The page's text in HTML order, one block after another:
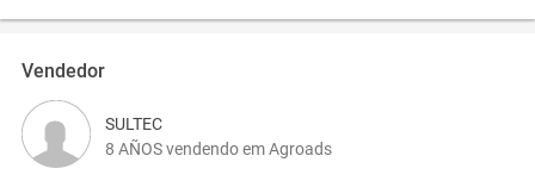
Vendedor
SULTEC
8 AÑOS vendendo em Agroads